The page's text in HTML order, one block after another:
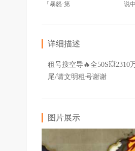
「暴怒·第
说
详细描述
租号搜空导🔥全
尾/请文明租号谢谢
图片展示